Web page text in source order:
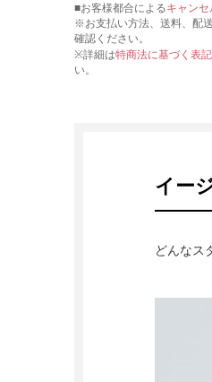
■お客様都合によるキャン
※お支払い方法、送料、配
確認ください。
※詳細は特商法に基づく表記
い。
イー
どんなス